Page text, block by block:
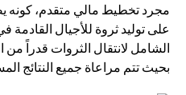
مجرد تخطيط مالي متقدم، كونه
على توليد ثروة للأجيال
الشامل لانتقال الثروات قدراً من
بحيث تتم مراعاة جميع النتائج